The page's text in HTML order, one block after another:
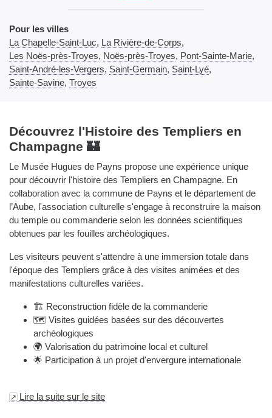
Pour les villes
La Chapelle-Saint-Luc, La Rivière-de-Corps,
Les Noës-près-Troyes, Noës-près-Troyes, Pont-Sainte-Marie,
Saint-André-les-Vergers, Saint-Germain, Saint-Lyé,
Sainte-Savine, Troyes
Découvrez l'Histoire des Templiers en
Champagne 🏰
Le Musée Hugues de Payns propose une expérience unique
pour découvrir l'histoire des Templiers en Champagne. En
collaboration avec la commune de Payns et le département de
l’Aube, l'association culturelle s'engage à reconstruire la maison
du temple ou commanderie selon les données scientifiques
obtenues par les fouilles archéologiques.
Les visiteurs peuvent s'attendre à une immersion totale dans
l'époque des Templiers grâce à des visites animées et des
manifestations culturelles variées.
🏗️ Reconstruction fidèle de la commanderie
🗺️ Visites guidées basées sur des découvertes
archéologiques
🌍 Valorisation du patrimoine local et culturel
🌟 Participation à un projet d'envergure internationale
Lire la suite sur le site